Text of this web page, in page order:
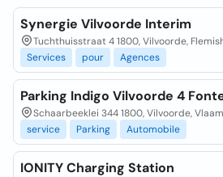
Synergie Vilvoorde Interim
Tuchthuisstraat 4 1800, Vilvoorde,
Services
pour Agences
Parking Indigo Vilvoorde 4
Schaarbeeklei 344 1800, Vilvoorde,
service
Parking Automobile
IONITY Charging Station